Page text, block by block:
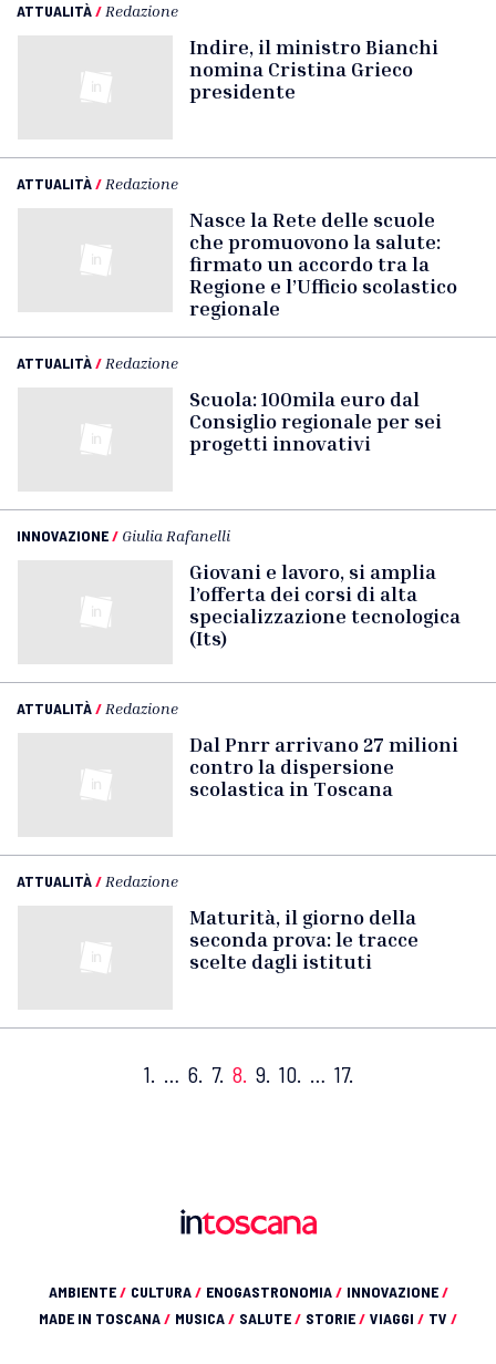
ATTUALITÀ/ Redazione
Indire, il ministro Bianchi
nomina Cristina Grieco
presidente
ATTUALITÀ/ Redazione
Nasce la Rete delle scuole
che promuovono la salute:
firmato un accordo tra la
Regione e l’Ufficio scolastico
regionale
ATTUALITÀ/ Redazione
Scuola: 100mila euro dal
Consiglio regionale per sei
progetti innovativi
INNOVAZIONE/ Giulia Rafanelli
Giovani e lavoro, si amplia
l’offerta dei corsi di alta
specializzazione tecnologica
(Its)
ATTUALITÀ/ Redazione
Dal Pnrr arrivano 27 milioni
contro la dispersione
scolastica in Toscana
ATTUALITÀ/ Redazione
Maturità, il giorno della
seconda prova: le tracce
scelte dagli istituti
1. … 6. 7. 8. 9. 10. … 17.
AMBIENTE/ CULTURA/ ENOGASTRONOMIA/ INNOVAZIONE/
MADE IN TOSCANA/ MUSICA/ SALUTE/ STORIE/ VIAGGI / TV /